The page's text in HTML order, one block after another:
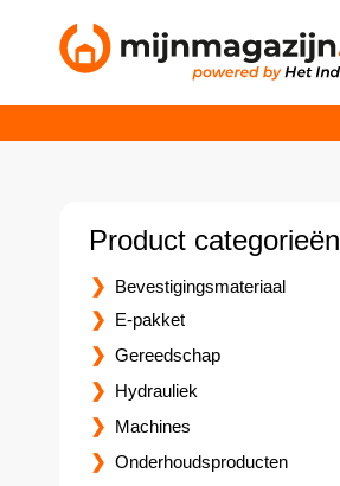
Product categorieën
Bevestigingsmateriaal
E-pakket
Gereedschap
Hydrauliek
Machines
Onderhoudsproducten